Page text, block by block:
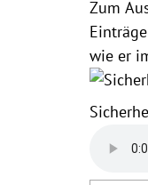
Zum
wie er